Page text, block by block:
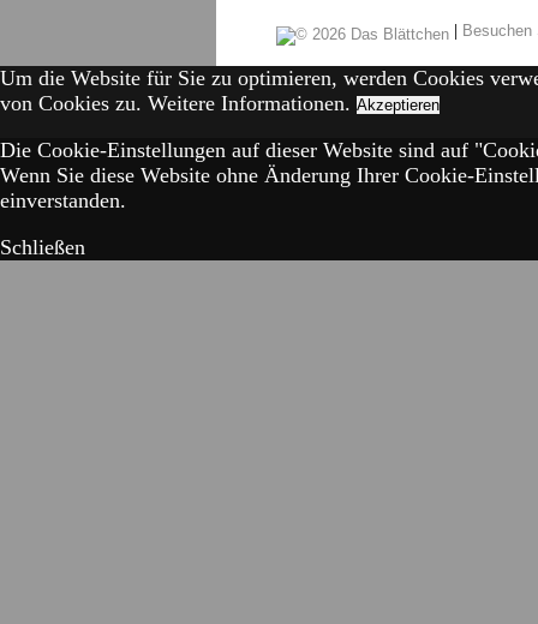
|
Um die Website für Sie zu optimieren, werden Cookies
von Cookies zu. Weitere Informationen. Akzeptieren
Die Cookie-Einstellungen auf dieser Website sind auf
Wenn Sie diese Website ohne Änderung Ihrer Cookie-
einverstanden.
Schließen